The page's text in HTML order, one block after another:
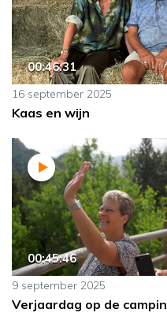
00:46:31
16 september 2025
Kaas en wijn
00:45:46
9 september 2025
Verjaardag op de